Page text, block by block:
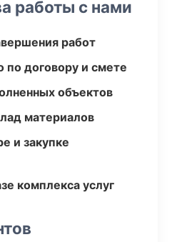
работы с нами
работ
по договору и смете
объектов
материалов
и закупке
комплекса услуг